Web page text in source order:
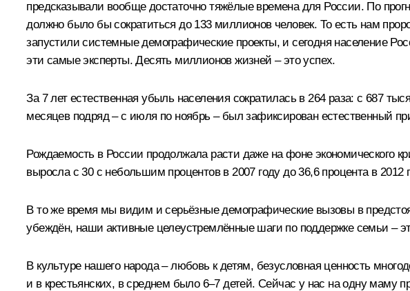
предсказывали вообще достаточно тяжёлые времена для России. По
должно было бы сократиться до 133 миллионов человек. То есть нам
запустили системные демографические проекты, и сегодня население
эти самые эксперты. Десять миллионов жизней – это успех.
За 7 лет естественная убыль населения сократилась в 264 раза: с 687
месяцев подряд – с июля по ноябрь – был зафиксирован естественный
Рождаемость в России продолжала расти даже на фоне экономического
выросла с 30 с небольшим процентов в 2007 году до 36,6 процента в 2012
В то же время мы видим и серьёзные демографические вызовы в
убеждён, наши активные целеустремлённые шаги по поддержке семьи –
В культуре нашего народа – любовь к детям, безусловная ценность
и в крестьянских, в среднем было 6–7 детей. Сейчас у нас на одну